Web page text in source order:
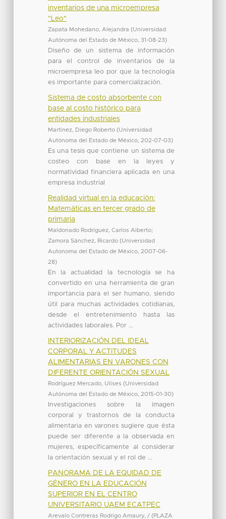
inventarios de una microempresa
"Leo"
Zapata Mohedano, Alejandra (Universidad
Autónoma del Estado de México, 31-08-23)
Diseño de un sistema de información
para el control de inventarios de la
microempresa leo por que la tecnología
es importante para comercialización.
Sistema de costo absorbente con
base al costo histórico para
entidades industriales
Martinez, Diego Roberto (Universidad
Autónoma del Estado de México, 202-07-03)
Es una tesis que contiene un sistema de
costeo con base en la leyes y
normatividad financiera aplicada en una
empresa industrial
Realidad virtual en la educación:
Matemáticas en tercer grado de
primaria
Maldonado Rodríguez, Carlos Alberto;
Zamora Sánchez, Ricardo (Universidad
Autonoma del Estado de México,
2007-06-
28)
En la actualidad la tecnología se ha
convertido en una herramienta de gran
importancia para el ser humano, siendo
útil para muchas actividades cotidianas,
desde el entretenimiento hasta las
actividades laborales. Por ...
INTERIORIZACIÓN DEL IDEAL
CORPORAL Y ACTITUDES
ALIMENTARIAS EN VARONES CON
DIFERENTE ORIENTACIÓN SEXUAL
Rodríguez Mercado, Ulises (Universidad
Autónoma del Estado de México, 2015-01-30)
Investigaciones sobre la imagen
corporal y trastornos de la conducta
alimentaria en varones sugiere que ésta
puede ser diferente a la observada en
mujeres, específicamente al considerar
la orientación sexual y el rol de ...
PANORAMA DE LA EQUIDAD DE
GÉNERO EN LA EDUCACIÓN
SUPERIOR EN EL CENTRO
UNIVERSITARIO UAEM ECATPEC
Arevalo Contreras Rodrigo Amaury, / (PLAZA